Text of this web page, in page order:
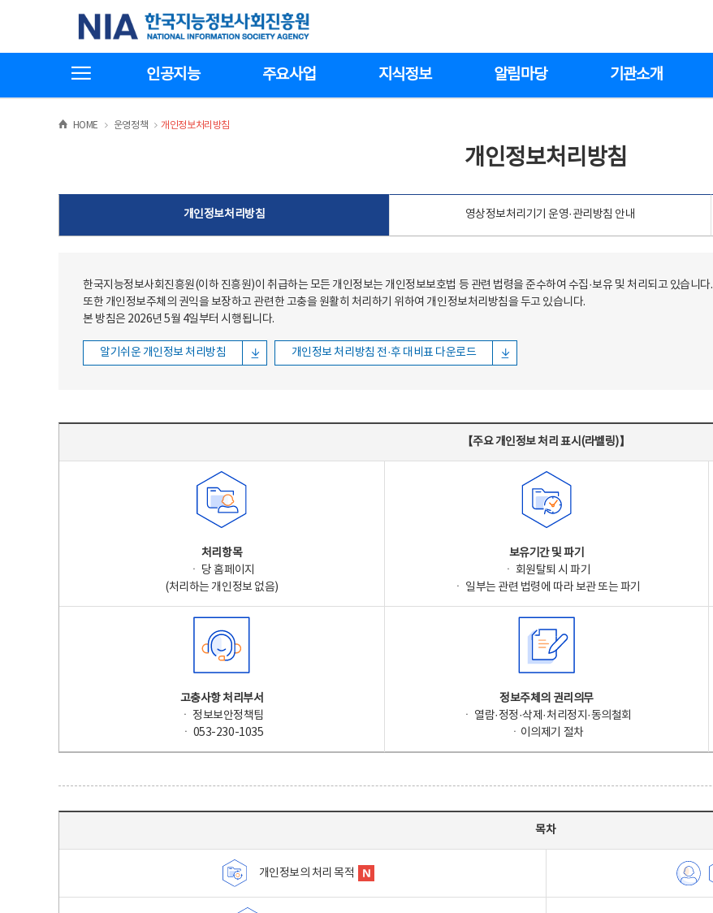
한국지능정보사회진흥원
인공지능 주요사업 지식정보 알림마당 기관소개
HOME >운영정책 >
개인정보처리방침
개인정보처리방침
개인정보처리방침 영상정보처리기기 운영·관리방침 안내
한국지능정보사회진흥원(이하 진흥원)이 취급하는 모든 개인정보는 개인정보보호법 등 관련 법령을 준수하여 수집·보유 및 처리되고 있습니다.
또한 개인정보주체의 권익을 보장하고 관련한 고충을 원활히 처리하기 위하여 개인정보처리방침을 두고 있습니다.
본 방침은 2026년 5월 4일부터 시행됩니다.
알기쉬운 개인정보 처리방침 개인정보 처리방침 전·후 대비표 다운로드
【주요 개인정보 처리 표시(라벨링)】
처리항목
ㆍ 당 홈페이지
(처리하는 개인정보 없음)
보유기간 및 파기
ㆍ 회원탈퇴 시 파기
ㆍ 일부는 관련 법령에 따라 보관 또는 파기
고충사항 처리부서
ㆍ 정보보안정책팀
ㆍ 053-230-1035
정보주체의 권리의무
ㆍ 열람·정정·삭제·처리정지·동의철회
ㆍ이의제기 절차
목차
개인정보의 처리 목적